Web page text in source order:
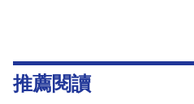
推薦閱讀